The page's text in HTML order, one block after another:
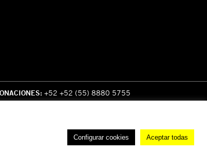
+52 +52 (55) 8880 5755
Política de Privacidad
Configurar cookies Aceptar todas